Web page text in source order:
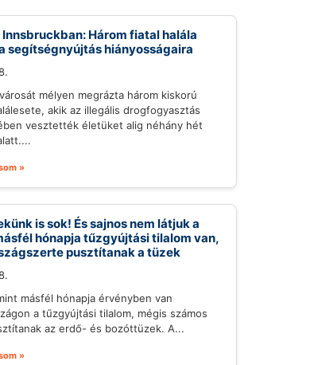
Három fiatal halála
segítségnyújtás hiányosságaira
mélyen megrázta három kiskorú
akik az illegális drogfogyasztás
vesztették életüket alig néhány hét
»
is sok! És sajnos nem látjuk a
hónapja tűzgyújtási tilalom van,
pusztítanak a tüzek
másfél hónapja érvényben van
a tűzgyújtási tilalom, mégis számos
az erdő- és bozóttüzek. A...
»